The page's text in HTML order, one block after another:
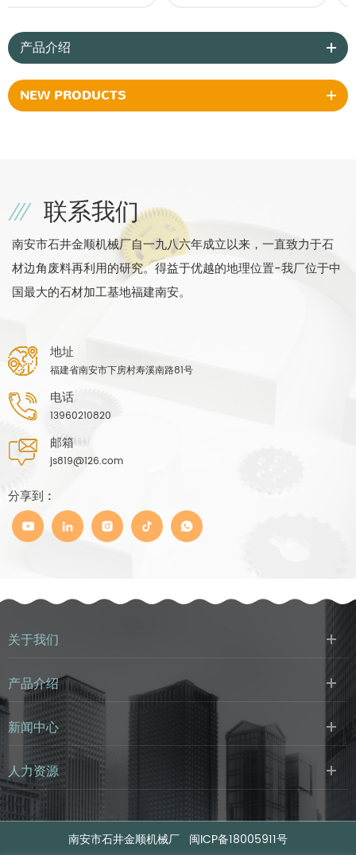
产品介绍
NEW PRODUCTS
联系我们
南安市石井金顺机械厂自一九八六年成立以来，一直致力于石
材边角废料再利用的研究。得益于优越的地理位置-我厂位于中
国最大的石材加工基地福建南安。
地址
福建省南安市下房村寿溪南路81号
电话
13960210820
邮箱
js819@126.com
分享到 :
关于我们
产品介绍
新闻中心
人力资源
南安市石井金顺机械厂 闽ICP备18005911号